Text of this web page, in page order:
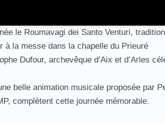
le Roumavagi dei Santo Venturi,
à la messe dans la chapelle du Prieuré
Dufour, archevêque d’Aix et d’Arles
belle animation musicale proposée par
complètent cette journée mémorable.